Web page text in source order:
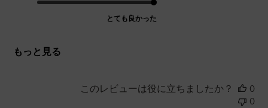
とても良かった
もっと見る
このレビューは役に立ちましたか？
0
0